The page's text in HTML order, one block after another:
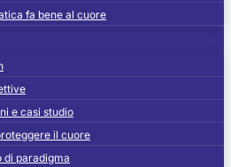
fa bene al cuore
e casi studio
il cuore
di paradigma